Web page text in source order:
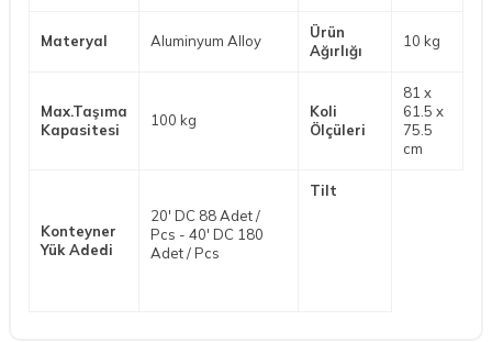
Materyal Aluminyum Alloy
Ürün
Ağırlığı
10 kg
Max.Taşıma
Kapasitesi
100 kg
Koli
Ölçüleri
81 x
61.5 x
75.5
cm
Konteyner
Yük Adedi
20' DC 88 Adet /
Pcs - 40' DC 180
Adet / Pcs
Tilt